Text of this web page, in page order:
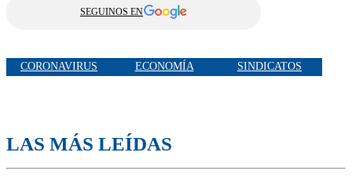
SEGUINOS EN
CORONAVIRUS ECONOMÍA SINDICATOS
LAS MÁS LEÍDAS